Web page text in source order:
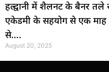
हल्द्वानी में शैलनट के बैनर तले
एकेडमी के सहयोग से एक माह
से….
August 20, 2025